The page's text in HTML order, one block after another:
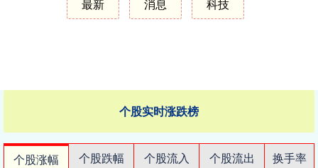
最新 消息 科技
个股实时涨跌榜
个股涨幅 个股跌幅 个股流入 个股流出
换手率